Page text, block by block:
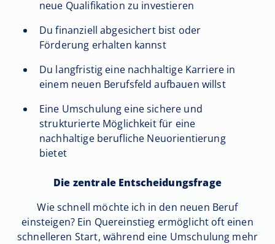
neue Qualifikation zu investieren
Du finanziell abgesichert bist oder
Förderung erhalten kannst
Du langfristig eine nachhaltige Karriere in
einem neuen Berufsfeld aufbauen willst
Eine Umschulung eine sichere und
strukturierte Möglichkeit für eine
nachhaltige berufliche Neuorientierung
bietet
Die zentrale Entscheidungsfrage
Wie schnell möchte ich in den neuen Beruf
einsteigen? Ein Quereinstieg ermöglicht oft einen
schnelleren Start, während eine Umschulung mehr